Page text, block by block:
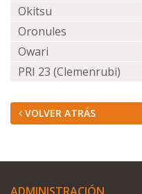
Okitsu
Oronules
Owari
PRI 23 (Clemenrubi)
VOLVER ATRÁS